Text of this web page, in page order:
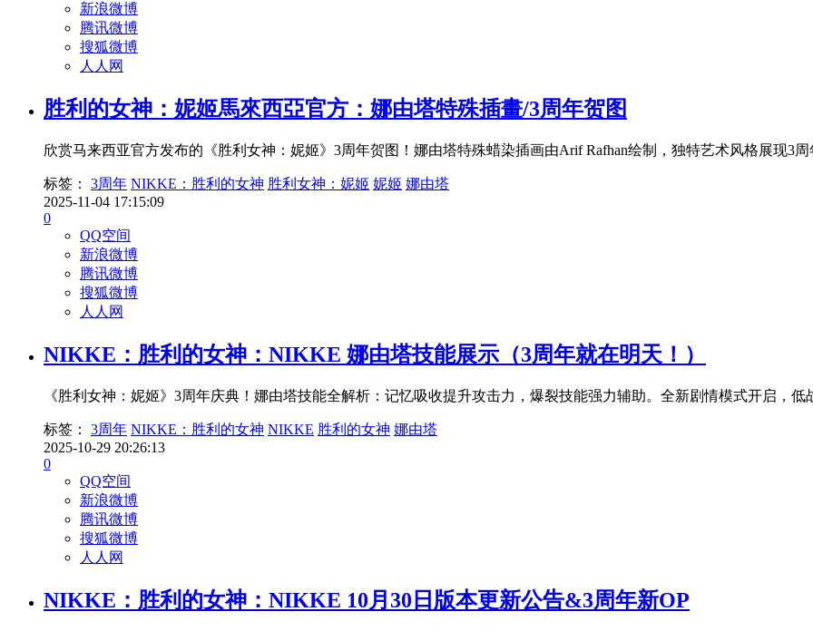
新浪微博
腾讯微博
搜狐微博
人人网
胜利的女神：妮姬馬來西亞官方：娜由塔特殊插畫/3周年贺图
欣赏马来西亚官方发布的《胜利女神：妮姬》3周年贺图！娜由塔特殊蜡染插画由Arif Rafhan绘制，独特艺术风格展现3
标签： 3周年 NIKKE：胜利的女神 胜利女神：妮姬 妮姬 娜由塔
2025-11-04 17:15:09
0
QQ空间
新浪微博
腾讯微博
搜狐微博
人人网
NIKKE：胜利的女神：NIKKE 娜由塔技能展示（3周年就在明天！）
《胜利女神：妮姬》3周年庆典！娜由塔技能全解析：记忆吸收提升攻击力，爆裂技能强力辅助。全新剧情模式开启，低
标签： 3周年 NIKKE：胜利的女神 NIKKE 胜利的女神 娜由塔
2025-10-29 20:26:13
0
QQ空间
新浪微博
腾讯微博
搜狐微博
人人网
NIKKE：胜利的女神：NIKKE 10月30日版本更新公告&3周年新OP